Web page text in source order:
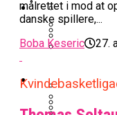
Spanske
Officielt:
League-
All-Star
Efter
I
Mester
MVP
Podcast
Podcast:
Video
målrettet i mod at
danske spillere,...
Boba Keseric
27.